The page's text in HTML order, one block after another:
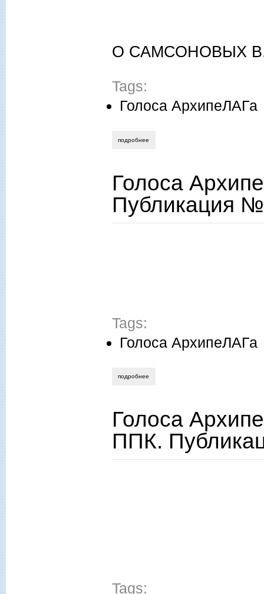
О САМСОНОВЫХ
Tags:
Голоса АрхипеЛАГа
подробнее
Голоса
Публикация
Tags:
Голоса АрхипеЛАГа
подробнее
Голоса
ППК.
Tags: